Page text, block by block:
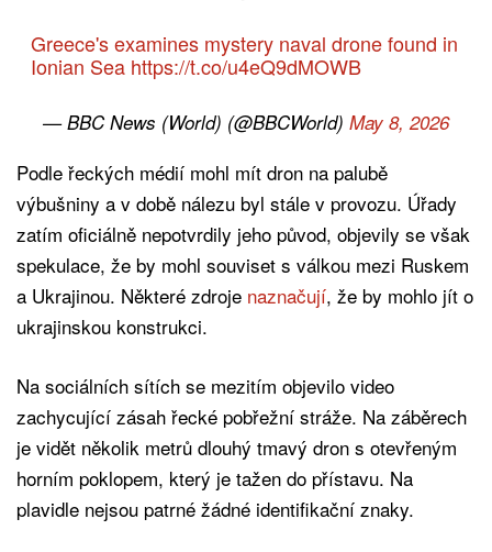
Greece's examines mystery naval drone found in
Ionian Sea https://t.co/u4eQ9dMOWB
— BBC News (World) (@BBCWorld) May 8, 2026
Podle řeckých médií mohl mít dron na palubě
výbušniny a v době nálezu byl stále v provozu. Úřady
zatím oficiálně nepotvrdily jeho původ, objevily se však
spekulace, že by mohl souviset s válkou mezi Ruskem
a Ukrajinou. Některé zdroje naznačují, že by mohlo jít o
ukrajinskou konstrukci.
Na sociálních sítích se mezitím objevilo video
zachycující zásah řecké pobřežní stráže. Na záběrech
je vidět několik metrů dlouhý tmavý dron s otevřeným
horním poklopem, který je tažen do přístavu. Na
plavidle nejsou patrné žádné identifikační znaky.